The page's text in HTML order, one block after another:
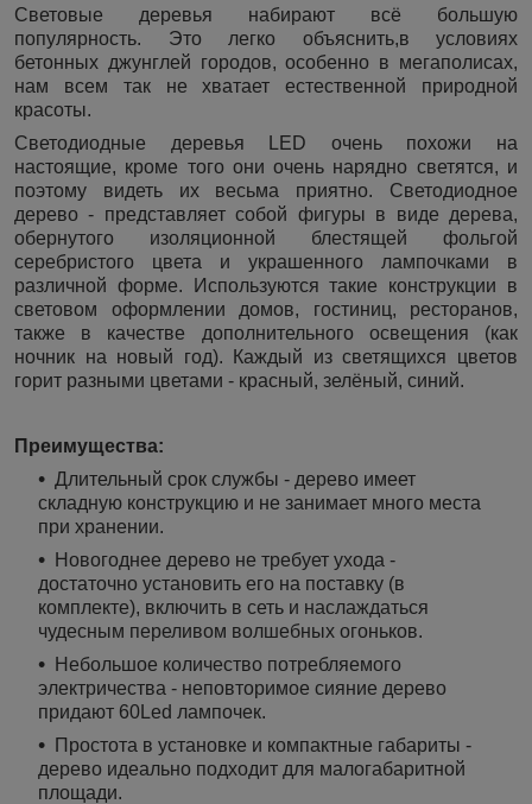
Cветовые деревья набирают всё большую
популярность. Это легко объяснить,в условиях
бетонных джунглей городов, особенно в мегаполисах,
нам всем так не хватает естественной природной
красоты.
Светодиодные деревья LED очень похожи на
настоящие, кроме того они очень нарядно светятся, и
поэтому видеть их весьма приятно. Светодиодное
дерево - представляет собой фигуры в виде дерева,
обернутого изоляционной блестящей фольгой
серебристого цвета и украшенного лампочками в
различной форме. Используются такие конструкции в
световом оформлении домов, гостиниц, ресторанов,
также в качестве дополнительного освещения (как
ночник на новый год). Каждый из светящихся цветов
горит разными цветами - красный, зелёный, синий.
Преимущества:
Длительный срок службы - дерево имеет
складную конструкцию и не занимает много места
при хранении.
Новогоднее дерево не требует ухода -
достаточно установить его на поставку (в
комплекте), включить в сеть и наслаждаться
чудесным переливом волшебных огоньков.
Небольшое количество потребляемого
электричества - неповторимое сияние дерево
придают 60Led лампочек.
Простота в установке и компактные габариты -
дерево идеально подходит для малогабаритной
площади.